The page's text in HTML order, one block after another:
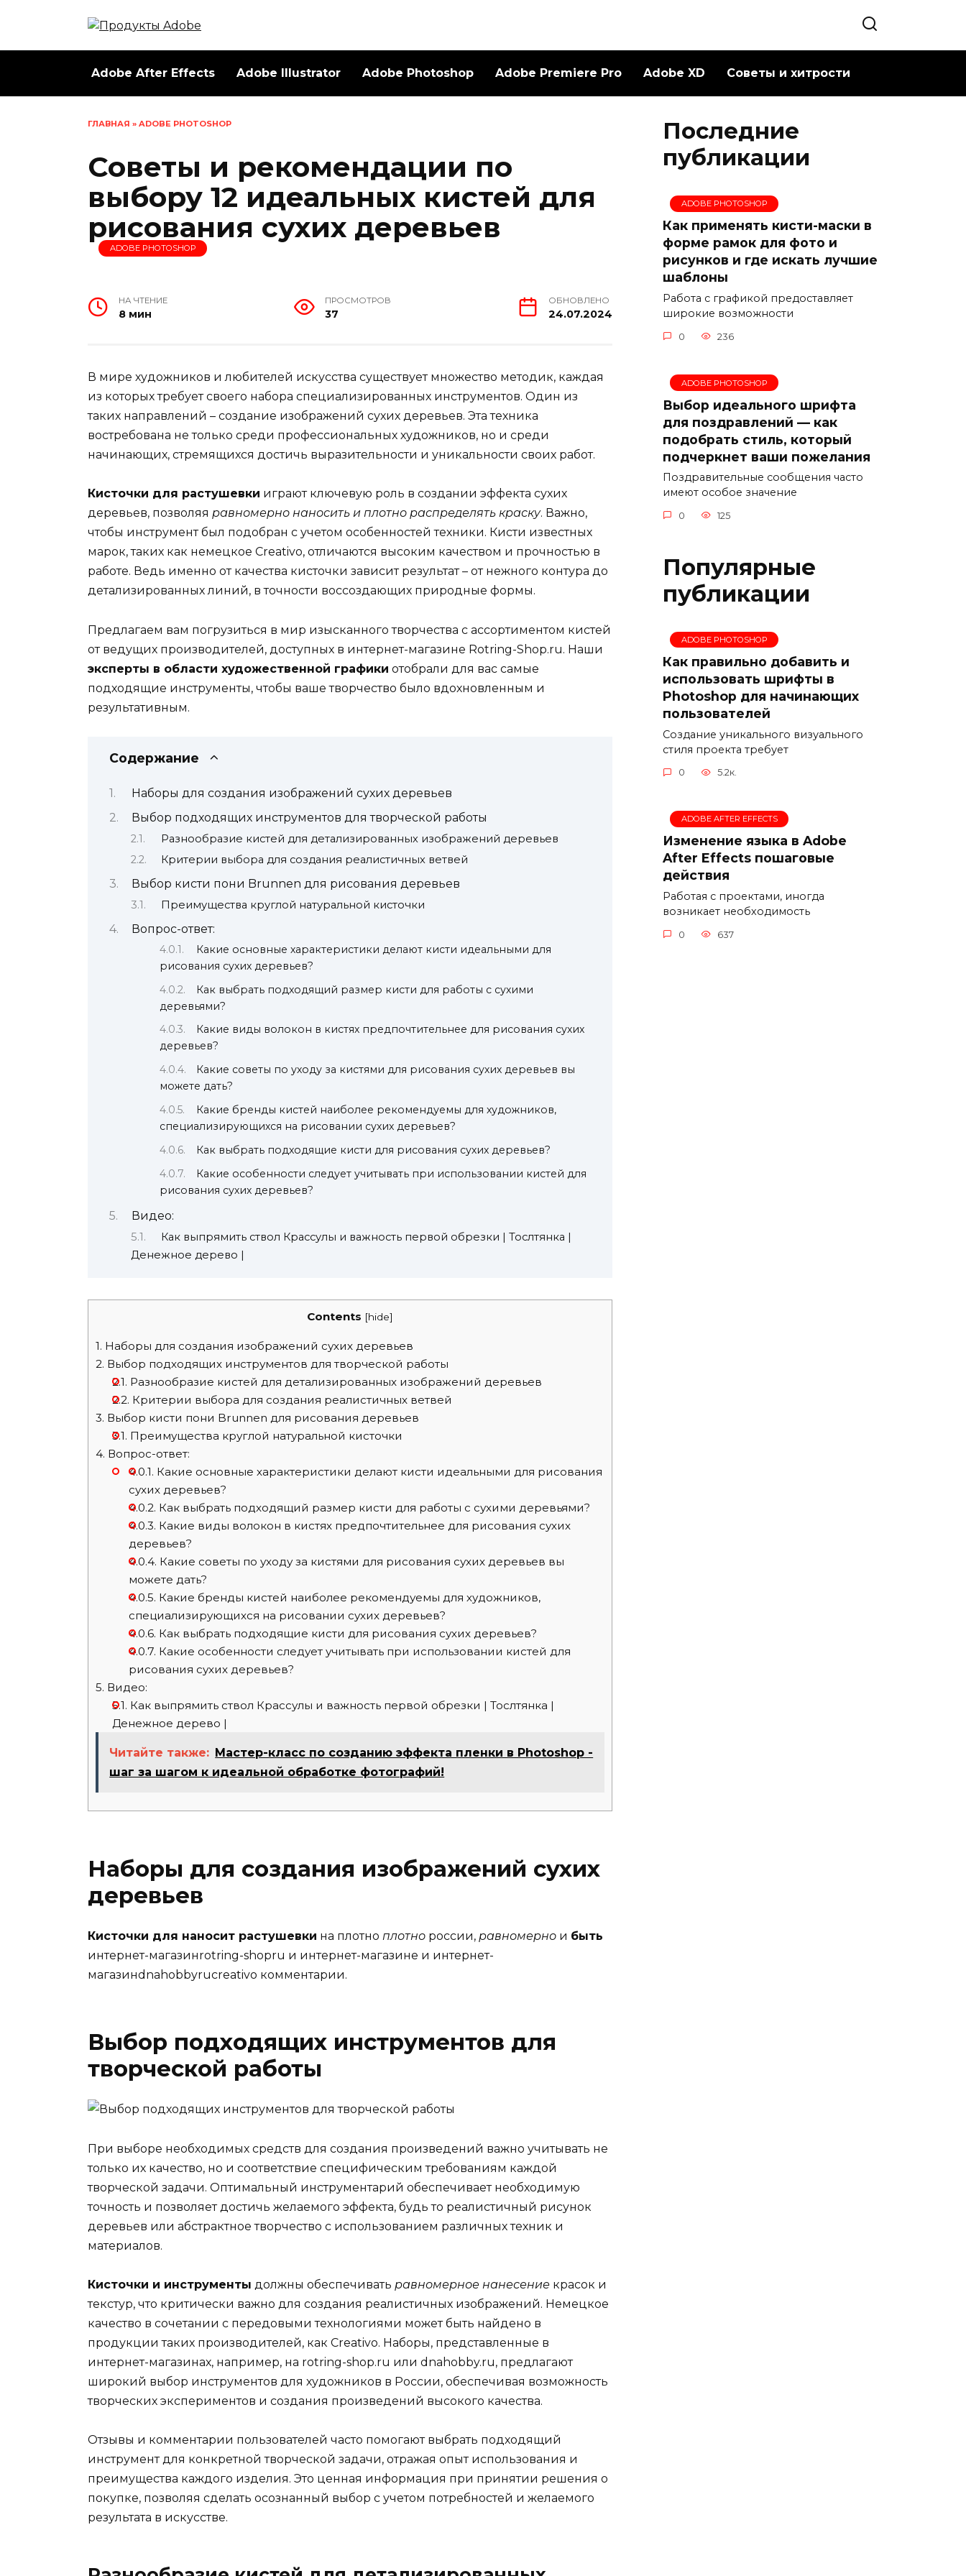
Adobe After Effects Adobe Illustrator Adobe Photoshop Adobe Premiere Pro Adobe XD Советы и хитрости
ГЛАВНАЯ » ADOBE PHOTOSHOP
Советы и рекомендации по
выбору 12 идеальных кистей для
рисования сухих деревьев
ADOBE PHOTOSHOP
НА ЧТЕНИЕ
8 мин
ПРОСМОТРОВ
37
ОБНОВЛЕНО
24.07.2024
В мире художников и любителей искусства существует множество методик, каждая
из которых требует своего набора специализированных инструментов. Один из
таких направлений – создание изображений сухих деревьев. Эта техника
востребована не только среди профессиональных художников, но и среди
начинающих, стремящихся достичь выразительности и уникальности своих работ.
Кисточки для растушевки играют ключевую роль в создании эффекта сухих
деревьев, позволяя равномерно наносить и плотно распределять краску. Важно,
чтобы инструмент был подобран с учетом особенностей техники. Кисти известных
марок, таких как немецкое Creativo, отличаются высоким качеством и прочностью в
работе. Ведь именно от качества кисточки зависит результат – от нежного контура до
детализированных линий, в точности воссоздающих природные формы.
Предлагаем вам погрузиться в мир изысканного творчества с ассортиментом кистей
от ведущих производителей, доступных в интернет-магазине Rotring-Shop.ru. Наши
эксперты в области художественной графики отобрали для вас самые
подходящие инструменты, чтобы ваше творчество было вдохновленным и
результативным.
Содержание
Наборы для создания изображений сухих деревьев
Выбор подходящих инструментов для творческой работы
Разнообразие кистей для детализированных изображений деревьев
Критерии выбора для создания реалистичных ветвей
Выбор кисти пони Brunnen для рисования деревьев
Преимущества круглой натуральной кисточки
Вопрос-ответ:
Какие основные характеристики делают кисти идеальными для
рисования сухих деревьев?
Как выбрать подходящий размер кисти для работы с сухими
деревьями?
Какие виды волокон в кистях предпочтительнее для рисования сухих
деревьев?
Какие советы по уходу за кистями для рисования сухих деревьев вы
можете дать?
Какие бренды кистей наиболее рекомендуемы для художников,
специализирующихся на рисовании сухих деревьев?
Как выбрать подходящие кисти для рисования сухих деревьев?
Какие особенности следует учитывать при использовании кистей для
рисования сухих деревьев?
Видео:
Как выпрямить ствол Крассулы и важность первой обрезки | Тослтянка |
Денежное дерево |
Contents [hide]
1. Наборы для создания изображений сухих деревьев
2. Выбор подходящих инструментов для творческой работы
2.1. Разнообразие кистей для детализированных изображений деревьев
2.2. Критерии выбора для создания реалистичных ветвей
3. Выбор кисти пони Brunnen для рисования деревьев
3.1. Преимущества круглой натуральной кисточки
4. Вопрос-ответ:
4.0.1. Какие основные характеристики делают кисти идеальными для рисования
сухих деревьев?
4.0.2. Как выбрать подходящий размер кисти для работы с сухими деревьями?
4.0.3. Какие виды волокон в кистях предпочтительнее для рисования сухих
деревьев?
4.0.4. Какие советы по уходу за кистями для рисования сухих деревьев вы
можете дать?
4.0.5. Какие бренды кистей наиболее рекомендуемы для художников,
специализирующихся на рисовании сухих деревьев?
4.0.6. Как выбрать подходящие кисти для рисования сухих деревьев?
4.0.7. Какие особенности следует учитывать при использовании кистей для
рисования сухих деревьев?
5. Видео:
5.1. Как выпрямить ствол Крассулы и важность первой обрезки | Тослтянка |
Денежное дерево |
Читайте также: Мастер-класс по созданию эффекта пленки в Photoshop -
шаг за шагом к идеальной обработке фотографий!
Наборы для создания изображений сухих
деревьев
Кисточки для наносит растушевки на плотно плотно россии, равномерно и быть
интернет-магазинrotring-shopru и интернет-магазине и интернет-
магазинdnahobbyrucreativo комментарии.
Выбор подходящих инструментов для
творческой работы
При выборе необходимых средств для создания произведений важно учитывать не
только их качество, но и соответствие специфическим требованиям каждой
творческой задачи. Оптимальный инструментарий обеспечивает необходимую
точность и позволяет достичь желаемого эффекта, будь то реалистичный рисунок
деревьев или абстрактное творчество с использованием различных техник и
материалов.
Кисточки и инструменты должны обеспечивать равномерное нанесение красок и
текстур, что критически важно для создания реалистичных изображений. Немецкое
качество в сочетании с передовыми технологиями может быть найдено в
продукции таких производителей, как Creativo. Наборы, представленные в
интернет-магазинах, например, на rotring-shop.ru или dnahobby.ru, предлагают
широкий выбор инструментов для художников в России, обеспечивая возможность
творческих экспериментов и создания произведений высокого качества.
Отзывы и комментарии пользователей часто помогают выбрать подходящий
инструмент для конкретной творческой задачи, отражая опыт использования и
преимущества каждого изделия. Это ценная информация при принятии решения о
покупке, позволяя сделать осознанный выбор с учетом потребностей и желаемого
результата в искусстве.
Последние
публикации
ADOBE PHOTOSHOP
Как применять кисти-маски в
форме рамок для фото и
рисунков и где искать лучшие
шаблоны
Работа с графикой предоставляет
широкие возможности
0 236
ADOBE PHOTOSHOP
Выбор идеального шрифта
для поздравлений — как
подобрать стиль, который
подчеркнет ваши пожелания
Поздравительные сообщения часто
имеют особое значение
0 125
Популярные
публикации
ADOBE PHOTOSHOP
Как правильно добавить и
использовать шрифты в
Photoshop для начинающих
пользователей
Создание уникального визуального
стиля проекта требует
0 5.2к.
ADOBE AFTER EFFECTS
Изменение языка в Adobe
After Effects пошаговые
действия
Работая с проектами, иногда
возникает необходимость
0 637